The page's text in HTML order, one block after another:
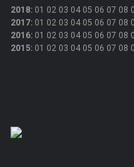
2018: 01 02 03 04 05 06 07 08
2017: 01 02 03 04 05 06 07 08
2016: 01 02 03 04 05 06 07 08
2015: 01 02 03 04 05 06 07 08